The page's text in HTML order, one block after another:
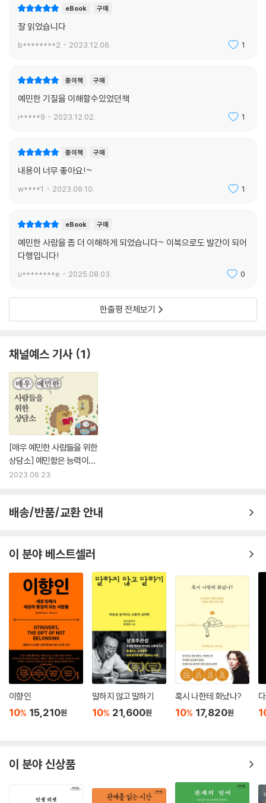
가 방전되는 것을 미리 막을 수 있습니다. 나의 남은 에너지로 여행도 다니
고 운동도 할 수 있는 여유가 생기게 됩니다.
--- pp.343~344
자신과 가족, 타인의 예민성을 이해하면
세상을 보는 시각을 넓힐 수 있다
저자는 ‘치매’ ‘탈모증’ ‘자폐 스펙트럼 장애’ ‘말더듬증’ ‘다이어트약 부작용’
제와 더불어 ‘돌봄’ ‘자살 유가족’ ‘노인 소외’ ‘직장 내 괴롭힘’ ‘은둔형 외톨
이’ 등 ‘사회적 예민성’ 문제도 다양하게 톺아보는데 여기에서 예민성 연구
를 확장한 전문의로서의 깊은 통찰이 드러난다. 나와 타인이 다름을 인정
하지 않고 과도하게 외형적인 것에 집착하거나, 정상성만을 좇는 사회구조
겼을 때 치료를 받으려는 개인의 노력도 필요하지만, 더 중요한 것은 사회
목표를 위해 더 이상 개인의 마음을 희생하는 사회가 되어서는 안 된다고
강조한다. 끝없이 예민한 감각을 요구하면서도 예민성이 높으면 살아가기
답을 구할 수 있을 것이다.
eBook 구매
잘 읽었습니다
b********2 2023.12.06. 1
종이책 구매
예민한 기질을 이해할수있었던책
i*****9 2023.12.02. 1
종이책 구매
내용이 너무 좋아요!~
w****1 2023.09.10. 1
eBook 구매
예민한 사람을 좀 더 이해하게 되었습니다~ 이북으로도 발간이 되어
다행입니다!
u********e 2025.08.03. 0
한줄평 전체보기
채널예스 기사 1
[매우 예민한 사람들을 위한
상담소] 예민함은 능력이
다!
2023.06.23.
배송/반품/교환 안내
이 분야 베스트셀러
이향인
10% 15,210원
말하지 않고 말하기
10% 21,600원
혹시 나한테 화났나?
10% 17,820원
이 분야 신상품